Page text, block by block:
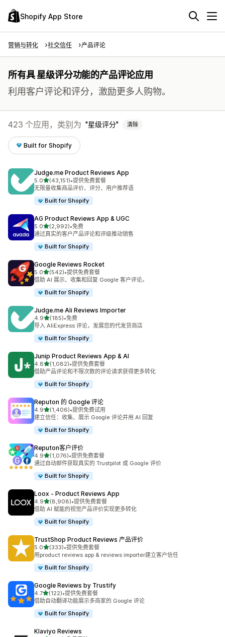
Shopify App Store
营销与转化 社交信任 产品评论
所有具 星级评分功能的产品评论应用
利用客户评论和评分，激励更多人购物。
423 个应用，类别为 星级评分 清除
Built for Shopify
Judge.me Product Reviews App
5.0星（满分 5 星）
(43,151)
总共 43151 条评论
•提供免费套餐
无限量收集商品评价、评分、用户推荐语
Built for Shopify
AG Product Reviews App & UGC
5.0星（满分 5 星）
(2,992)
总共 2992 条评论
•免费
通过真实的客户产品评论和评级推动销售
Built for Shopify
Google Reviews Rocket
5.0星（满分 5 星）
(542)
总共 542 条评论
•提供免费套餐
借助 AI 展示、收集和回复 Google 客户评论。
Built for Shopify
Judge.me Ali Reviews Importer
4.9星（满分 5 星）
(185)
总共 185 条评论
•免费
导入 AliExpress 评论，发展您的代发货商店
Built for Shopify
Junip Product Reviews App & AI
4.8星（满分 5 星）
(1,082)
总共 1082 条评论
•提供免费套餐
借助产品评论和不限次数的评论请求获得更多转化
Built for Shopify
Reputon 的 Google 评论
4.9星（满分 5 星）
(1,406)
总共 1406 条评论
•提供免费试用
建立信任：收集、展示 Google 评论并用 AI 回复
Built for Shopify
Reputon客户评价
4.9星（满分 5 星）
(1,076)
总共 1076 条评论
•提供免费套餐
通过自动邮件获取真实的 Trustpilot 或 Google 评价
Built for Shopify
Loox ‑ Product Reviews App
4.9星（满分 5 星）
(8,908)
总共 8908 条评论
•提供免费套餐
借助 AI 赋能的视觉产品评价实现更多转化
Built for Shopify
TrustShop Product Reviews 产品评价
5.0星（满分 5 星）
(333)
总共 333 条评论
•提供免费套餐
用product reviews app & reviews importer建立客户信任
Built for Shopify
Google Reviews by Trustify
4.7星（满分 5 星）
(122)
总共 122 条评论
•提供免费套餐
借助自动翻译功能展示多商家的 Google 评论
Built for Shopify
Klaviyo Reviews